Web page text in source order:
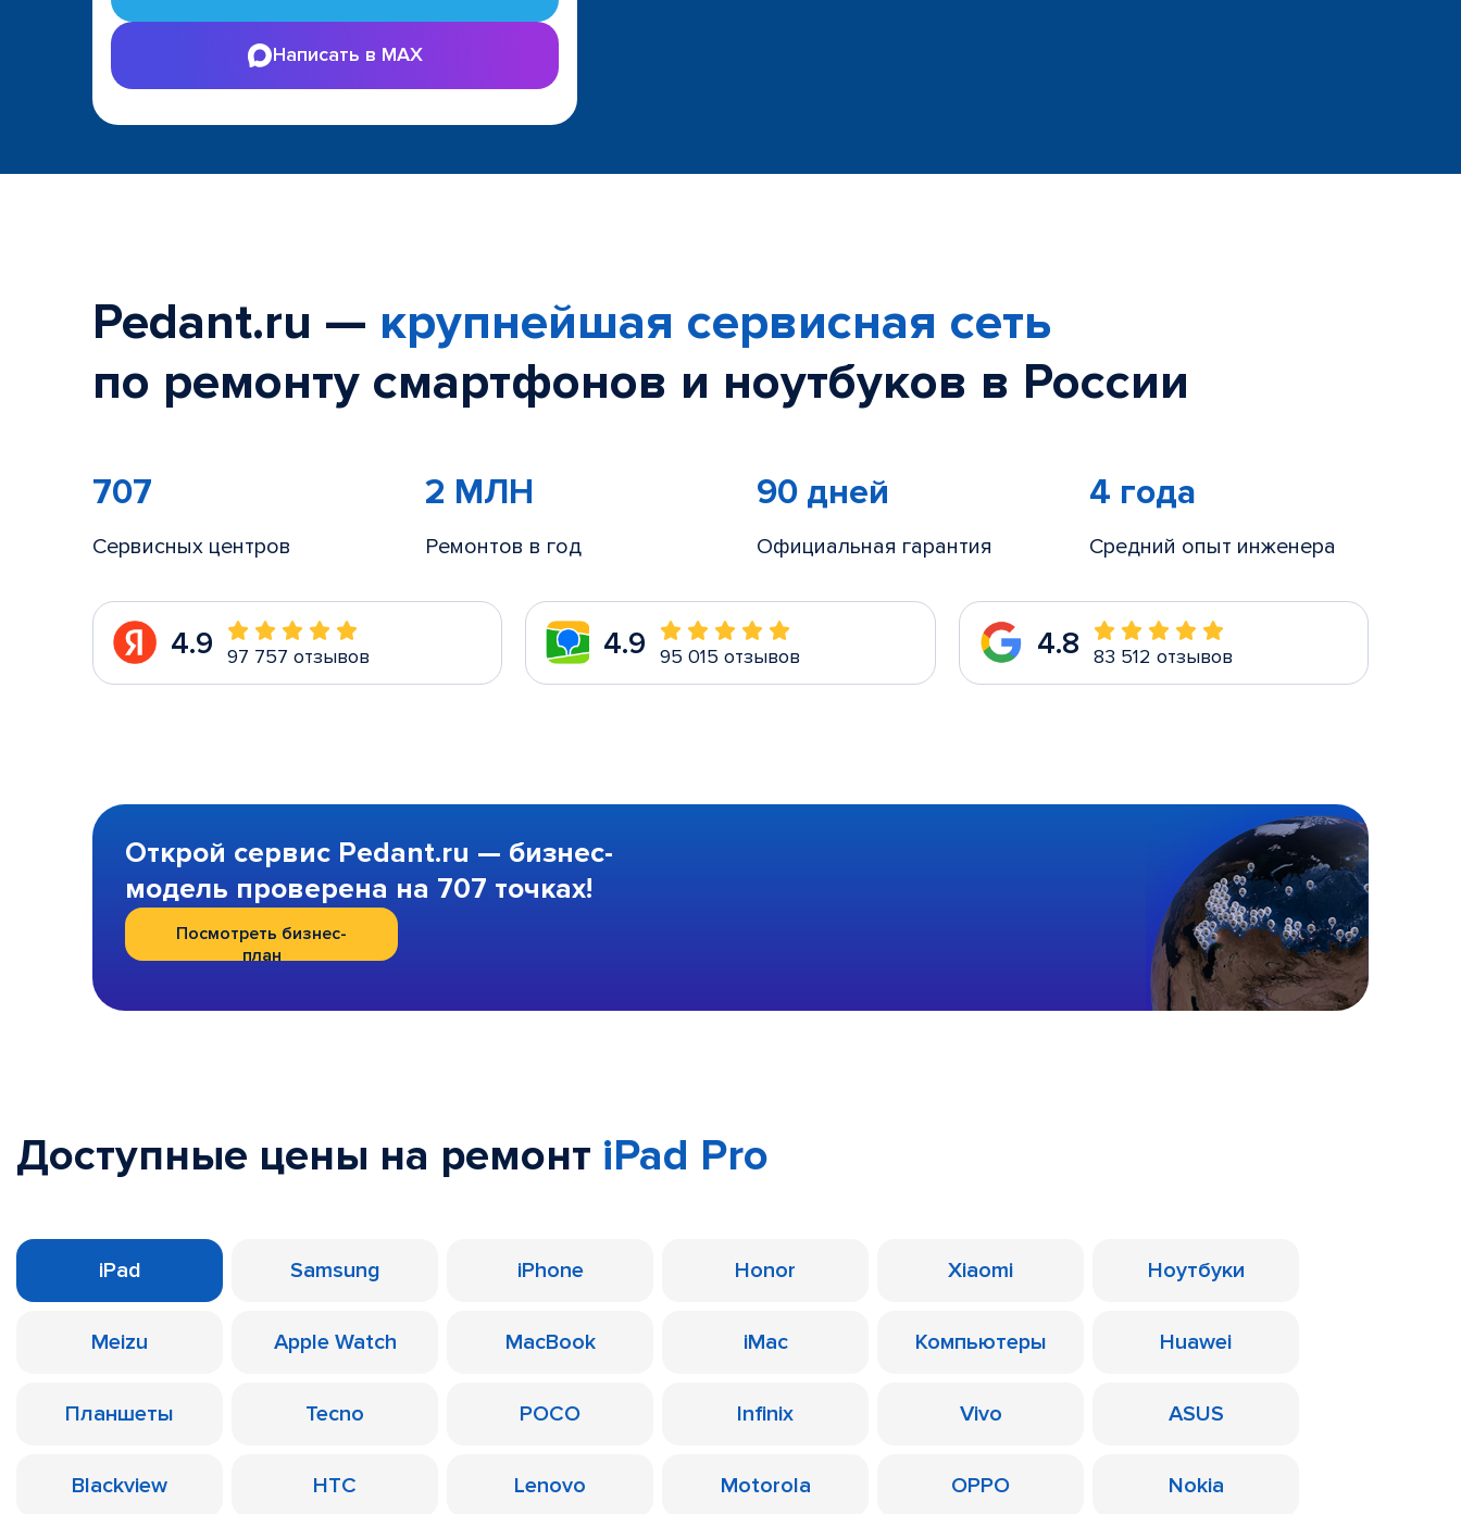
Написать в MAX
Pedant.ru — крупнейшая сервисная сеть
по ремонту смартфонов и ноутбуков в России
707
Сервисных центров
2 МЛН
Ремонтов в год
90 дней
Официальная гарантия
4 года
Средний опыт инженера
4.9 97 757 отзывов 4.9 95 015 отзывов 4.8 83 512 отзывов
Открой сервис Pedant.ru — бизнес-
модель проверена на 707 точках!
Посмотреть бизнес-
план
Доступные цены на ремонт iPad Pro
iPad Samsung iPhone Honor Xiaomi Ноутбуки
Meizu Apple Watch MacBook iMac Компьютеры Huawei
Планшеты Tecno POCO Infinix Vivo ASUS
Blackview HTC Lenovo Motorola OPPO Nokia